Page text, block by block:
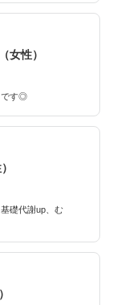
女性）
です◎
礎代謝up、む